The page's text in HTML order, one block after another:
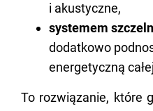
i akustyczne,
systemem
dodatkowo
energetyczną
To roz­wią­za­nie, które